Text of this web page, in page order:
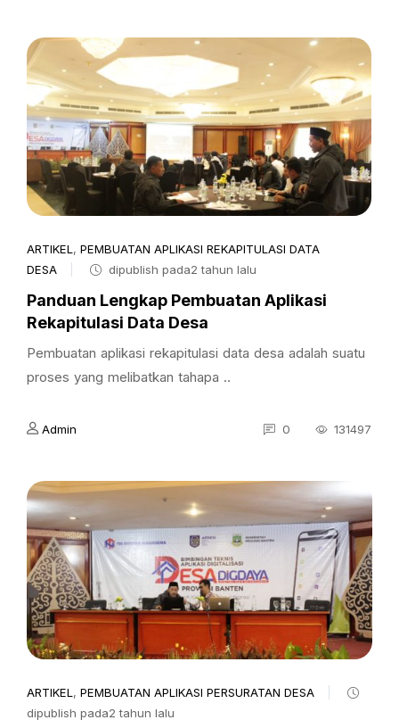
ARTIKEL , PEMBUATAN APLIKASI REKAPITULASI DATA
DESA
dipublish pada2 tahun lalu
Panduan Lengkap Pembuatan Aplikasi
Rekapitulasi Data Desa
Pembuatan aplikasi rekapitulasi data desa adalah suatu
proses yang melibatkan tahapa ..
Admin 0 131497
ARTIKEL , PEMBUATAN APLIKASI PERSURATAN DESA
dipublish pada2 tahun lalu